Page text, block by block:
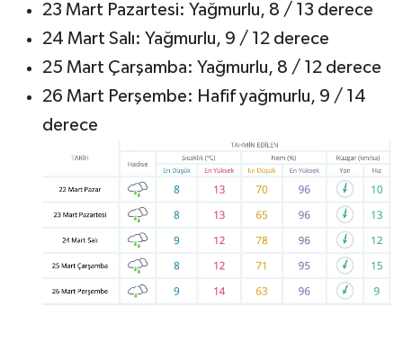
23 Mart Pazartesi: Yağmurlu, 8 / 13 derece
24 Mart Salı: Yağmurlu, 9 / 12 derece
25 Mart Çarşamba: Yağmurlu, 8 / 12 derece
26 Mart Perşembe: Hafif yağmurlu, 9 / 14
derece